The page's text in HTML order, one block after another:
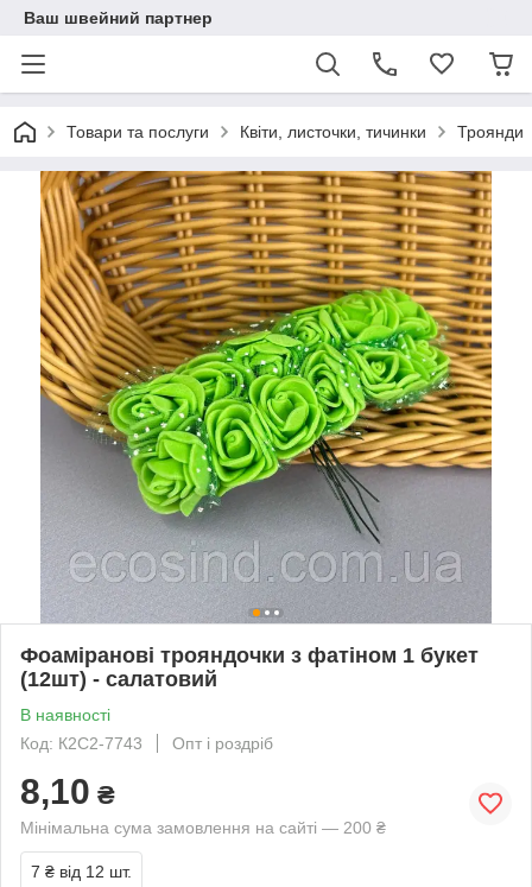
Ваш швейний партнер
Товари та послуги Квіти, листочки, тичинки Троянди
Фоаміранові трояндочки з фатіном 1 букет
(12шт) - салатовий
В наявності
Код: К2С2-7743
Опт і роздріб
8,10 ₴
Мінімальна сума замовлення на сайті — 200 ₴
7 ₴ від 12 шт.